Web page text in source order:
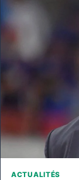
ACTUALITÉS